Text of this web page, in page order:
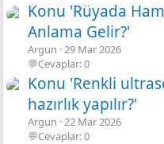
Konu 'Rüyada
Anlama Gelir?'
Argun 29 Mar 2026
💬Cevaplar: 0
Konu 'Renkli
hazırlık yapılır?'
Argun 22 Mar 2026
💬Cevaplar: 0